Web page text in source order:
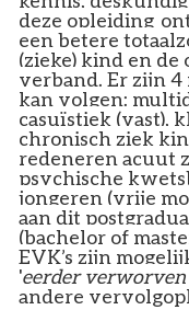
deze opleiding
een betere
(zieke) kind en
verband. Er zijn 4
kan volgen:
casuïstiek (vast),
chronisch ziek
redeneren acuut
psychische
jongeren (vrije
aan dit
(bachelor of
EVK’s zijn
'eerder
andere